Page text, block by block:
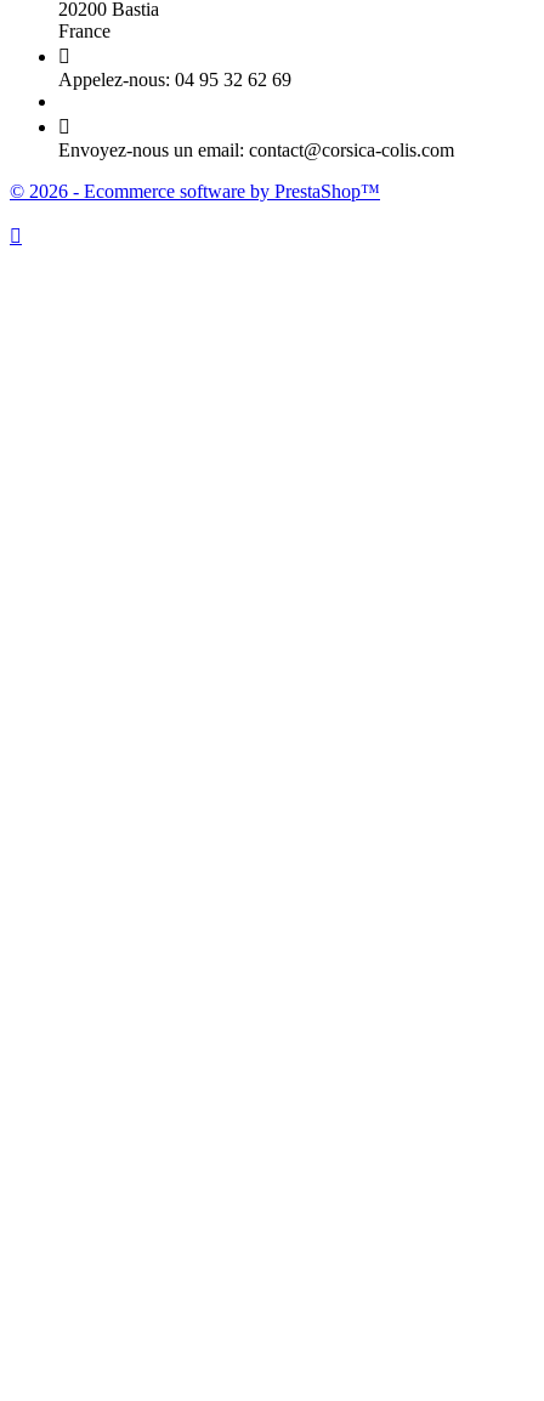
20200 Bastia
France

Appelez-nous: 04 95 32 62 69

Envoyez-nous un email: contact@corsica-colis.com
© 2026 - Ecommerce software by PrestaShop™
